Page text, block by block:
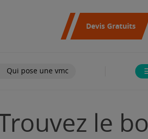
Devis Gratuits
Qui pose une vmc
le